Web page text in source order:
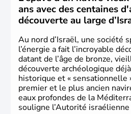
ans avec des centaines
découverte au large
Au nord d’Israël, une société
l’énergie a fait l’incroyable
datant de l’âge de bronze,
découverte archéologique
historique et « sensationnelle
premier et le plus ancien
eaux profondes de la
souligne l’Autorité